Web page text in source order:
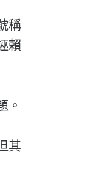
稱
賴
。
其